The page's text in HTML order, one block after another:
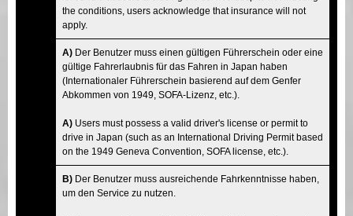
the conditions, users acknowledge that insurance will not
apply.
A) Der Benutzer muss einen gültigen Führerschein oder eine
gültige Fahrerlaubnis für das Fahren in Japan haben
(Internationaler Führerschein basierend auf dem Genfer
Abkommen von 1949, SOFA-Lizenz, etc.).
A) Users must possess a valid driver's license or permit to
drive in Japan (such as an International Driving Permit based
on the 1949 Geneva Convention, SOFA license, etc.).
B) Der Benutzer muss ausreichende Fahrkenntnisse haben,
um den Service zu nutzen.